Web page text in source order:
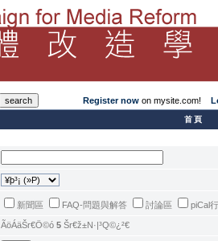
Register nowon mysite.com!
­首頁
新聞區 FAQ-問題與解答 討論區 piCal
ÃöÁäŠr€Ö©ó 5Šr€ž±N·|³Q©¿²€